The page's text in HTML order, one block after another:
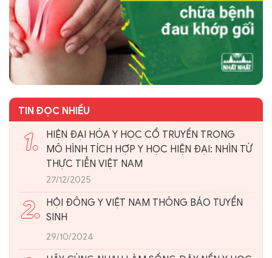
TIN ĐỌC NHIỀU
1.
HIỆN ĐẠI HÓA Y HỌC CỔ TRUYỀN TRONG
MÔ HÌNH TÍCH HỢP Y HỌC HIỆN ĐẠI: NHÌN TỪ
THỰC TIỄN VIỆT NAM
27/12/2025
2. HỘI ĐÔNG Y VIỆT NAM THÔNG BÁO TUYỂN
SINH
29/10/2024